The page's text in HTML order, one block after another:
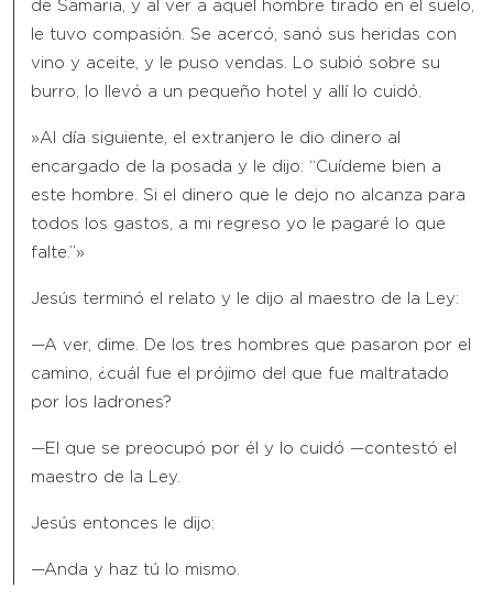
de Samaria, y al ver a aquel hombre tirado en el suelo,
le tuvo compasión. Se acercó, sanó sus heridas con
vino y aceite, y le puso vendas. Lo subió sobre su
burro, lo llevó a un pequeño hotel y allí lo cuidó.
»Al día siguiente, el extranjero le dio dinero al
encargado de la posada y le dijo: “Cuídeme bien a
este hombre. Si el dinero que le dejo no alcanza para
todos los gastos, a mi regreso yo le pagaré lo que
falte.”»
Jesús terminó el relato y le dijo al maestro de la Ley:
—A ver, dime. De los tres hombres que pasaron por el
camino, ¿cuál fue el prójimo del que fue maltratado
por los ladrones?
—El que se preocupó por él y lo cuidó —contestó el
maestro de la Ley.
Jesús entonces le dijo:
—Anda y haz tú lo mismo.